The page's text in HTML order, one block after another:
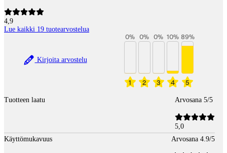
4,9
Lue kaikki 19 tuotearvostelua
Kirjoita arvostelu
1
0%
2
0%
3
0%
4
10%
5
89%
Tuotteen laatu Arvosana 5/5
5,0
Käyttömukavuus
Arvosana 4.9/5